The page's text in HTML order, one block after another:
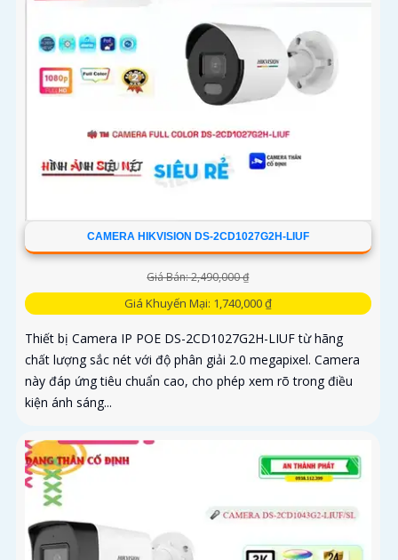
CAMERA HIKVISION DS-2CD1027G2H-LIUF
Giá Bán: 2,490,000 ₫
Giá Khuyến Mại: 1,740,000 ₫
Thiết bị Camera IP POE DS-2CD1027G2H-LIUF từ hãng
chất lượng sắc nét với độ phân giải 2.0 megapixel. Camera
này đáp ứng tiêu chuẩn cao, cho phép xem rõ trong điều
kiện ánh sáng...